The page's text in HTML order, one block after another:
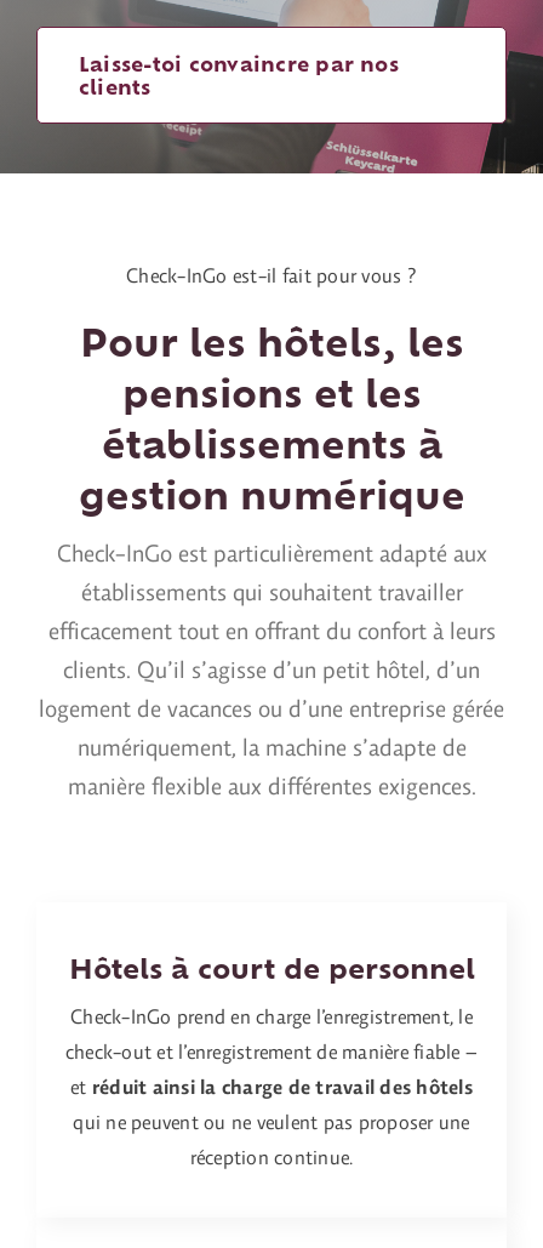
Laisse-toi convaincre par nos
clients
Check-InGo est-il fait pour vous ?
Pour les hôtels, les
pensions et les
établissements à
gestion numérique
Check-InGo est particulièrement adapté aux
établissements qui souhaitent travailler
efficacement tout en offrant du confort à leurs
clients. Qu’il s’agisse d’un petit hôtel, d’un
logement de vacances ou d’une entreprise gérée
numériquement, la machine s’adapte de
manière flexible aux différentes exigences.
Hôtels à court de personnel
Check-InGo prend en charge l’enregistrement, le
check-out et l’enregistrement de manière fiable –
et réduit ainsi la charge de travail des hôtels
qui ne peuvent ou ne veulent pas proposer une
réception continue.